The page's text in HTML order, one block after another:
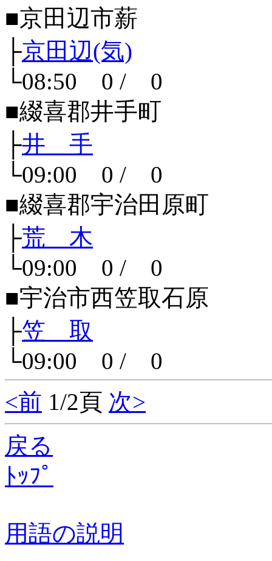
■京田辺市薪
├京田辺(気)
└08:50 0 / 0
■綴喜郡井手町
├井 手
└09:00 0 / 0
■綴喜郡宇治田原町
├荒 木
└09:00 0 / 0
■宇治市西笠取石原
├笠 取
└09:00 0 / 0
<前 1/2頁 次>
戻る
ﾄｯﾌﾟ
用語の説明